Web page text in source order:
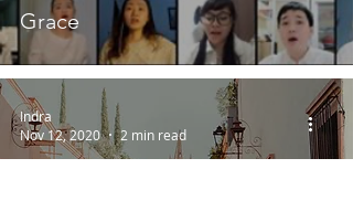
Grace
Indra
Nov 12, 2020
2 min read